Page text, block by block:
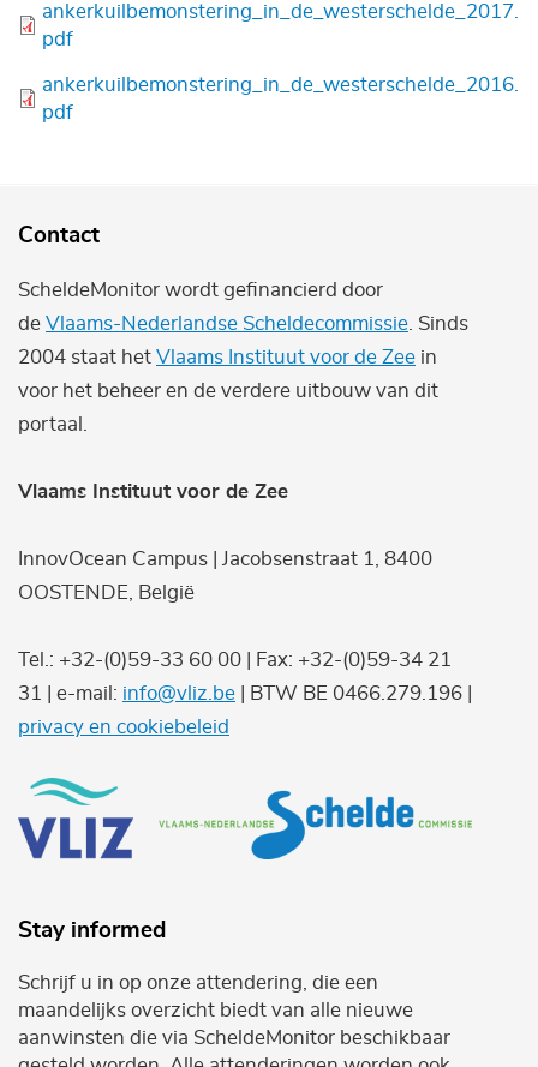
Bestand
ankerkuilbemonstering_in_de_westerschelde_2017.
pdf
Bestand
ankerkuilbemonstering_in_de_westerschelde_2016.
pdf
Contact
ScheldeMonitor wordt gefinancierd door
de Vlaams-Nederlandse Scheldecommissie . Sinds
2004 staat het Vlaams Instituut voor de Zee in
voor het beheer en de verdere uitbouw van dit
portaal.
Vlaams Instituut voor de Zee
InnovOcean Campus | Jacobsenstraat 1, 8400
OOSTENDE, België
Tel.: +32-(0)59-33 60 00 | Fax: +32-(0)59-34 21
31 | e-mail: info@vliz.be | BTW BE 0466.279.196 |
privacy en cookiebeleid
Stay informed
Schrijf u in op onze attendering, die een
maandelijks overzicht biedt van alle nieuwe
aanwinsten die via ScheldeMonitor beschikbaar